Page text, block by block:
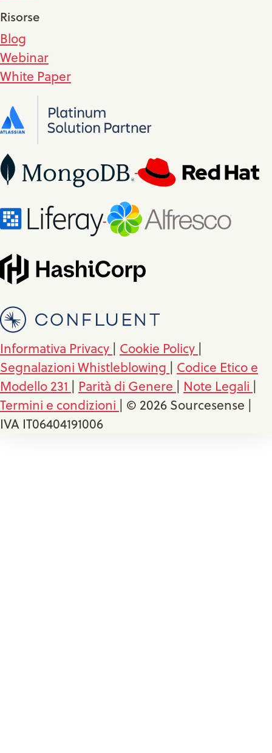
Risorse
Blog
Webinar
White Paper
Informativa Privacy | Cookie Policy |
Segnalazioni Whistleblowing | Codice Etico e
Modello 231 | Parità di Genere | Note Legali |
Termini e condizioni | © 2026 Sourcesense |
IVA IT06404191006